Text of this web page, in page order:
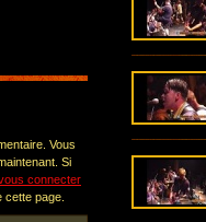
Vous
Si
connecter
cette page.